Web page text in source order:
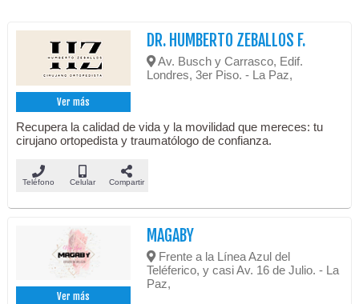
Ver más
DR. HUMBERTO ZEBALLOS F.
Av. Busch y Carrasco, Edif.
Londres, 3er Piso. - La Paz,
Recupera la calidad de vida y la movilidad que mereces: tu
cirujano ortopedista y traumatólogo de confianza.
Teléfono Celular Compartir
Ver más
MAGABY
Frente a la Línea Azul del
Teléferico, y casi Av. 16 de Julio. - La
Paz,